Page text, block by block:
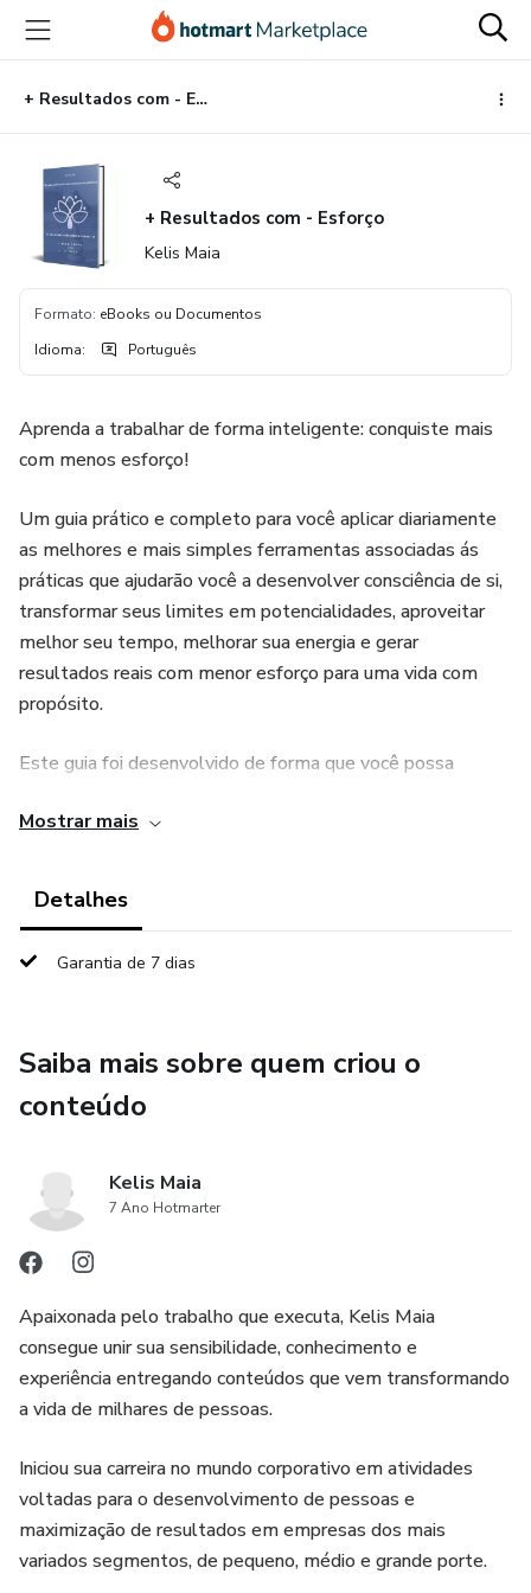
para
conteúdo
principal
para
pagamento
para
rodapé
+ Resultados com - Esforço
+ Resultados com - Esforço
Kelis Maia
Formato: eBooks ou Documentos
Idioma: Português
Aprenda a trabalhar de forma inteligente: conquiste mais
com menos esforço!
Um guia prático e completo para você aplicar diariamente
as melhores e mais simples ferramentas associadas ás
práticas que ajudarão você a desenvolver consciência de si,
transformar seus limites em potencialidades, aproveitar
melhor seu tempo, melhorar sua energia e gerar
resultados reais com menor esforço para uma vida com
propósito.
Este guia foi desenvolvido de forma que você possa
produtivo desde agora.
produtividade e auto cuidado, identificar suas motivações
ladrões do tempo para produzir com foco, ter mais energia
Com mais de 70 páginas, você terá acesso a práticas fáceis
e aplicáveis a sua rotina diária. Você terá uma combinação
para encontrar o equilíbrio e ter uma vida com propósito.
*Indicado para quem*
Tem muita coisa para fazer, mas não sabe por onde
começar
Se perde facilmente no acumulo das tarefas
Sente que tem muito potencial, mas não consegue atingir
seus objetivos
Está desmotivado, cansado, sem energia e que a vida não
está indo pra frente
Mostrar mais
Detalhes
Garantia de 7 dias
Saiba mais sobre quem criou o
conteúdo
Kelis Maia
7 Ano Hotmarter
Apaixonada pelo trabalho que executa, Kelis Maia
consegue unir sua sensibilidade, conhecimento e
experiência entregando conteúdos que vem transformando
a vida de milhares de pessoas.
Iniciou sua carreira no mundo corporativo em atividades
voltadas para o desenvolvimento de pessoas e
maximização de resultados em empresas dos mais
variados segmentos, de pequeno, médio e grande porte.